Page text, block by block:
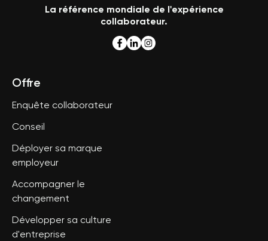
La référence mondiale de l'expérience
collaborateur.
Offre
Enquête collaborateur
Conseil
Déployer sa marque
employeur
Accompagner le
changement
Développer sa culture
d'entreprise